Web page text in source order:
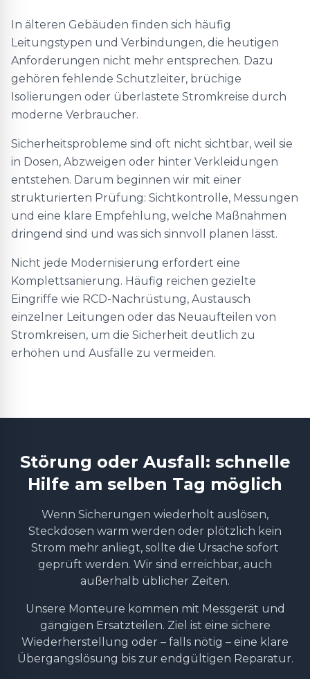
In älteren Gebäuden finden sich häufig
Leitungstypen und Verbindungen, die heutigen
Anforderungen nicht mehr entsprechen. Dazu
gehören fehlende Schutzleiter, brüchige
Isolierungen oder überlastete Stromkreise durch
moderne Verbraucher.
Sicherheitsprobleme sind oft nicht sichtbar, weil sie
in Dosen, Abzweigen oder hinter Verkleidungen
entstehen. Darum beginnen wir mit einer
strukturierten Prüfung: Sichtkontrolle, Messungen
und eine klare Empfehlung, welche Maßnahmen
dringend sind und was sich sinnvoll planen lässt.
Nicht jede Modernisierung erfordert eine
Komplettsanierung. Häufig reichen gezielte
Eingriffe wie RCD-Nachrüstung, Austausch
einzelner Leitungen oder das Neuaufteilen von
Stromkreisen, um die Sicherheit deutlich zu
erhöhen und Ausfälle zu vermeiden.
Störung oder Ausfall: schnelle
Hilfe am selben Tag möglich
Wenn Sicherungen wiederholt auslösen,
Steckdosen warm werden oder plötzlich kein
Strom mehr anliegt, sollte die Ursache sofort
geprüft werden. Wir sind erreichbar, auch
außerhalb üblicher Zeiten.
Unsere Monteure kommen mit Messgerät und
gängigen Ersatzteilen. Ziel ist eine sichere
Wiederherstellung oder – falls nötig – eine klare
Übergangslösung bis zur endgültigen Reparatur.